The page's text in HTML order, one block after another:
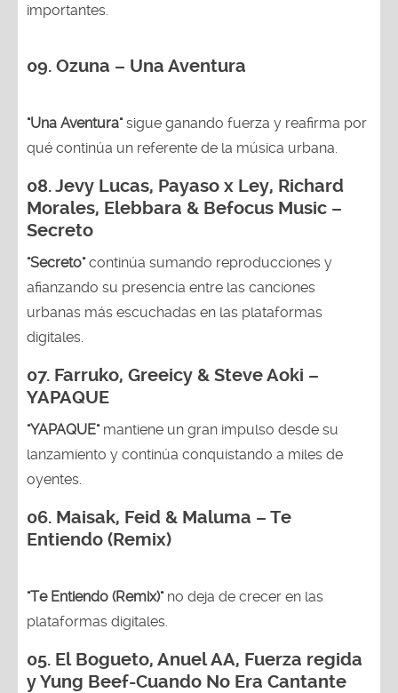
importantes.
09. Ozuna – Una Aventura
"Una Aventura"sigue ganando fuerza y reafirma por
qué continúa un referente de la música urbana.
08. Jevy Lucas, Payaso x Ley, Richard
Morales, Elebbara & Befocus Music –
Secreto
"Secreto"continúa sumando reproducciones y
afianzando su presencia entre las canciones
urbanas más escuchadas en las plataformas
digitales.
07. Farruko, Greeicy & Steve Aoki –
YAPAQUE
"YAPAQUE"mantiene un gran impulso desde su
lanzamiento y continúa conquistando a miles de
oyentes.
06. Maisak, Feid & Maluma – Te
Entiendo (Remix)
"Te Entiendo (Remix)"no deja de crecer en las
plataformas digitales.
05. El Bogueto, Anuel AA, Fuerza regida
y Yung Beef-Cuando No Era Cantante